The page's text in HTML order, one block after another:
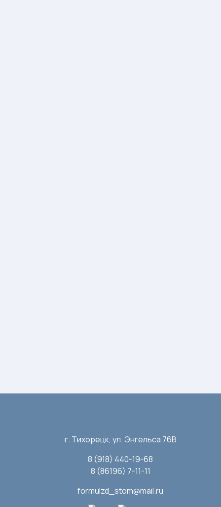
г. Тихорецк, ул. Энгельса 76В
8 (918) 440-19-68
8 (86196) 7-11-11
formulzd_stom@mail.ru